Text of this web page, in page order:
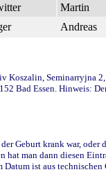
Martin
Andreas
Seminarryjna
Bad Essen. Hinweis:
Geburt krank war,
man dann diesen
ist aus